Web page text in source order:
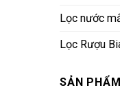
Lọc nước
Lọc Rượu
SẢN PHẨM